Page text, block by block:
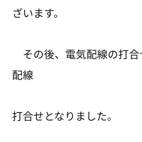
ざいます。
その後、電気配線の打合
配線
打合せとなりました。